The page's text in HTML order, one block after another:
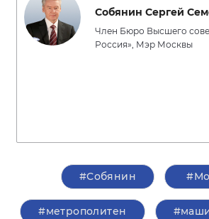
Собянин Сергей
Член Бюро Высшего
Россия», Мэр Москвы
#Собянин
#метрополитен